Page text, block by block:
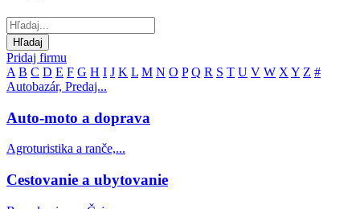
Pridaj firmu
A B C D E F G H I J K L M N O P Q R S T U V W X Y Z #
Autobazár, Predaj...
Auto-moto a doprava
Agroturistika a ranče,...
Cestovanie a ubytovanie